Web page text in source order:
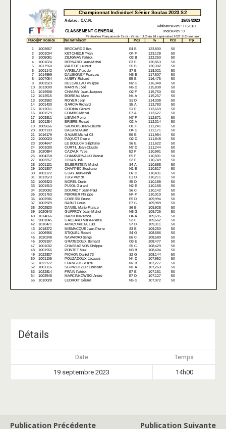
Détails
Date Temps
19 septembre 2023 14h00
Publication Précédente Publication Suivante